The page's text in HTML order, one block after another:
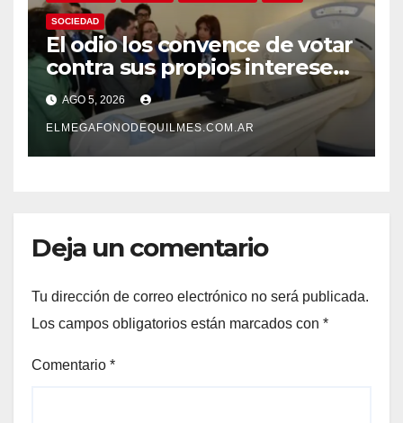
SOCIEDAD
El odio los convence de votar
contra sus propios intereses.
Una Sociedad atrapada en la
grieta
AGO 5, 2026
ELMEGAFONODEQUILMES.COM.AR
Deja un comentario
Tu dirección de correo electrónico no será publicada.
Los campos obligatorios están marcados con *
Comentario *